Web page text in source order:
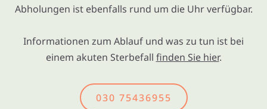
Abholungen ist ebenfalls rund um die Uhr verfügbar.
Informationen zum Ablauf und was zu tun ist bei
einem akuten Sterbefall finden Sie hier.
030 75436955